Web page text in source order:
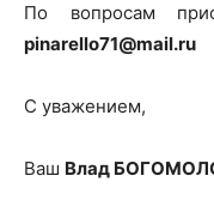
По вопросам
pinarello71@mail.ru
С уважением,
Ваш Влад